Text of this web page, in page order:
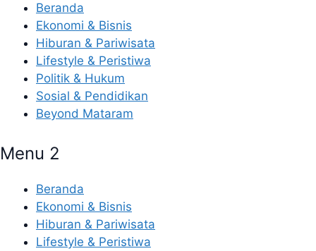
Beranda
Ekonomi & Bisnis
Hiburan & Pariwisata
Lifestyle & Peristiwa
Politik & Hukum
Sosial & Pendidikan
Beyond Mataram
Menu 2
Beranda
Ekonomi & Bisnis
Hiburan & Pariwisata
Lifestyle & Peristiwa